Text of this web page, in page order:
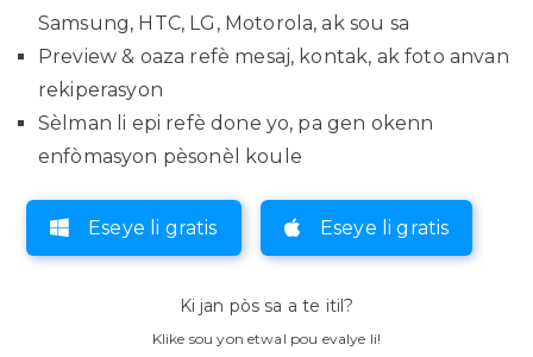
Samsung, HTC, LG, Motorola, ak sou sa
Preview & oaza refè mesaj, kontak, ak foto anvan
rekiperasyon
Sèlman li epi refè done yo, pa gen okenn
enfòmasyon pèsonèl koule
Eseye li gratis Eseye li gratis
Ki jan pòs sa a te itil?
Klike sou yon etwal pou evalye li!